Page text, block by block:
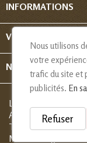
INFORMATIONS
VOTRE COMPTE
NOUS
Les Créations de
Alcaweb
Tous droits
Mentions légales
Nous utilisons
votre
trafic du site et
publicités. En
Refuser